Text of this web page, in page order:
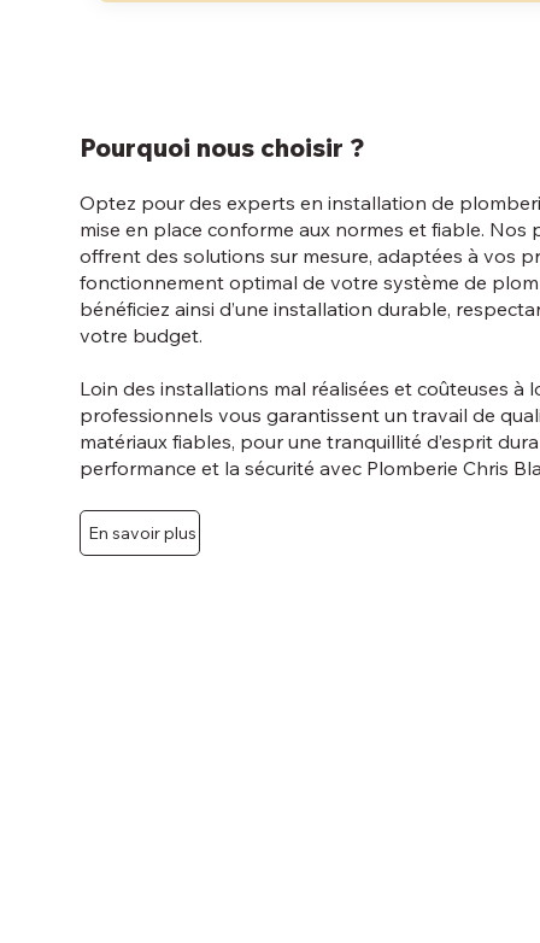
Pourquoi nous choisir ?
Optez pour des experts en installation de
mise en place conforme aux normes et fiable. Nos
offrent des solutions sur mesure, adaptées à vos
fonctionnement optimal de votre système de
bénéficiez ainsi d’une installation durable,
votre budget.
Loin des installations mal réalisées et coûteuses à
professionnels vous garantissent un travail de
matériaux fiables, pour une tranquillité d’esprit
performance et la sécurité avec Plomberie Chris
En savoir plus